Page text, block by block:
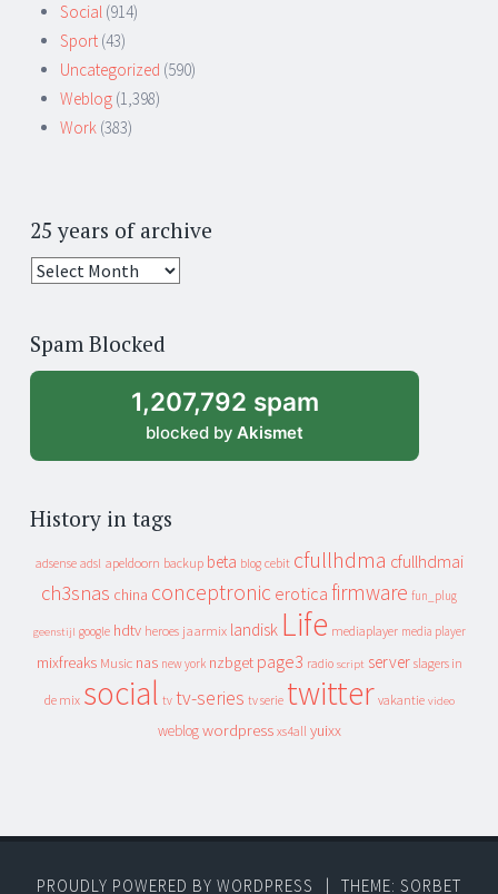
Social (914)
Sport (43)
Uncategorized (590)
Weblog (1,398)
Work (383)
25 years of archive
25
archive
Spam Blocked
1,207,792 spam
blocked by Akismet
History in tags
adsense adsl apeldoorn backup beta blog cebit cfullhdma cfullhdmai
ch3snas china conceptronic erotica firmware fun_plug
geenstijl google hdtv heroes jaarmix landisk Life mediaplayer media player
mixfreaks Music nas new york nzbget page3 radio script server slagers in
de mix social tv tv-series tv serie twitter vakantie video
weblog wordpress xs4all yuixx
PROUDLY POWERED BY WORDPRESS |
THEME: SORBET